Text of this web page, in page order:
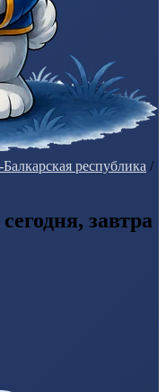
республика /
завтра